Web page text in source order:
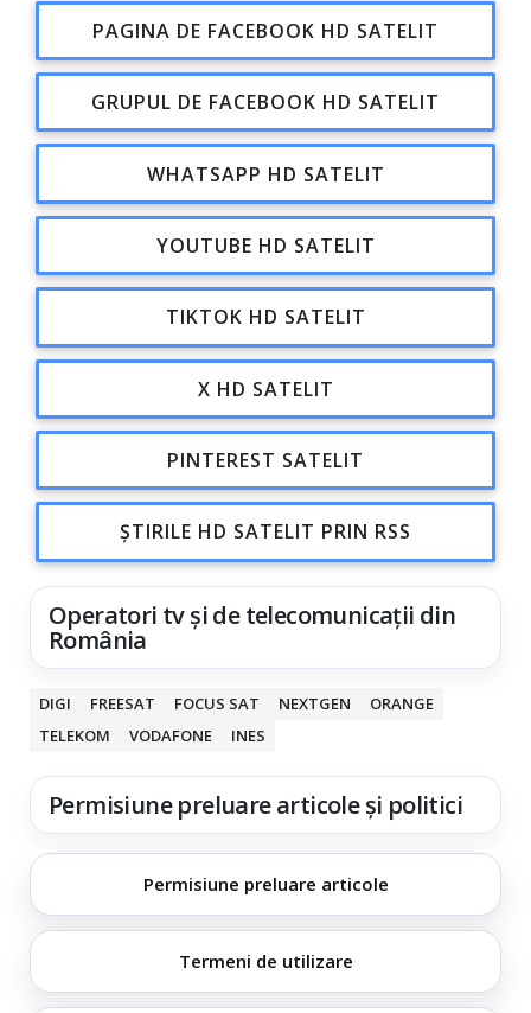
PAGINA DE FACEBOOK HD SATELIT
GRUPUL DE FACEBOOK HD SATELIT
WHATSAPP HD SATELIT
YOUTUBE HD SATELIT
TIKTOK HD SATELIT
X HD SATELIT
PINTEREST SATELIT
ȘTIRILE HD SATELIT PRIN RSS
Operatori tv și de telecomunicații din
România
DIGI FREESAT FOCUS SAT NEXTGEN
ORANGE
TELEKOM
VODAFONE INES
Permisiune preluare articole și politici
Permisiune preluare articole
Termeni de utilizare